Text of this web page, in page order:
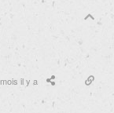
il y a